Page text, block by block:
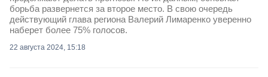
борьба развернется за второе место. В свою очередь
действующий глава региона Валерий Лимаренко уверенно
наберет более 75% голосов.
22 августа 2024, 15:18